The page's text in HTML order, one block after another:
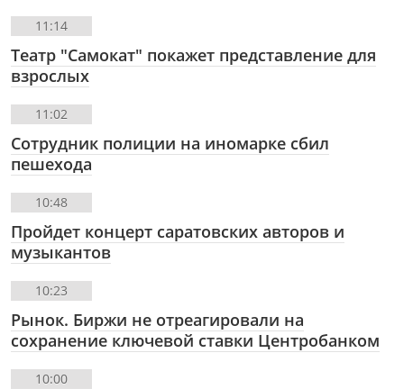
11:14
Театр "Самокат" покажет представление для
взрослых
11:02
Сотрудник полиции на иномарке сбил
пешехода
10:48
Пройдет концерт саратовских авторов и
музыкантов
10:23
Рынок. Биржи не отреагировали на
сохранение ключевой ставки Центробанком
10:00